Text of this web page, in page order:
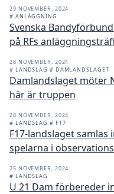
29 NOVEMBER, 2024
# ANLÄGGNING
Svenska
på RFs
28 NOVEMBER, 2024
# LANDSLAG # DAMLANDSLAGET
Damlandslaget möter
här är truppen
28 NOVEMBER, 2024
# LANDSLAG # F17
F17-landslaget samlas
spelarna i
25 NOVEMBER, 2024
# LANDSLAG
U 21 Dam förbereder